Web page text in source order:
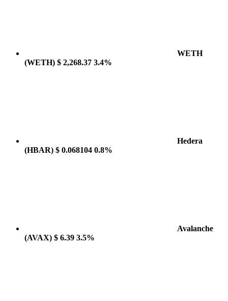
WETH
(WETH) $ 2,268.37 3.4%
Hedera
(HBAR) $ 0.068104 0.8%
Avalanche
(AVAX) $ 6.39 3.5%